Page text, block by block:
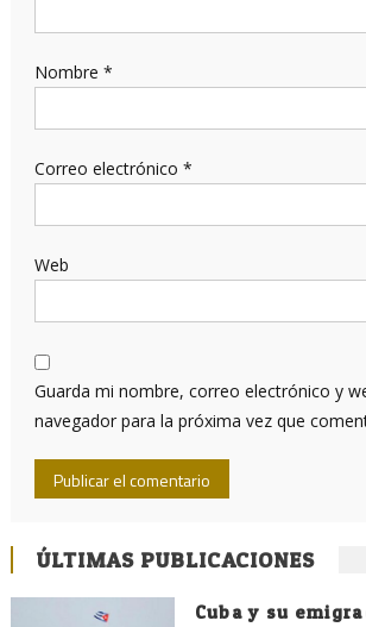
Nombre *
Correo electrónico *
Web
Guarda mi nombre, correo electrónico y
navegador para la próxima vez que
ÚLTIMAS PUBLICACIONES
Cuba y su